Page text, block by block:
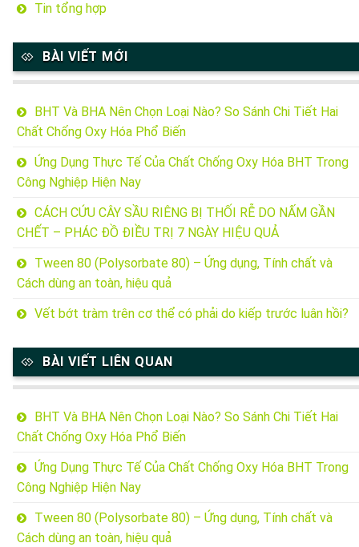
Tin tổng hợp
BÀI VIẾT MỚI
BHT Và BHA Nên Chọn Loại Nào? So Sánh Chi Tiết Hai
Chất Chống Oxy Hóa Phổ Biến
Ứng Dụng Thực Tế Của Chất Chống Oxy Hóa BHT Trong
Công Nghiệp Hiện Nay
CÁCH CỨU CÂY SẦU RIÊNG BỊ THỐI RỄ DO NẤM GẦN
CHẾT – PHÁC ĐỒ ĐIỀU TRỊ 7 NGÀY HIỆU QUẢ
Tween 80 (Polysorbate 80) – Ứng dụng, Tính chất và
Cách dùng an toàn, hiệu quả
Vết bớt tràm trên cơ thể có phải do kiếp trước luân hồi?
BÀI VIẾT LIÊN QUAN
BHT Và BHA Nên Chọn Loại Nào? So Sánh Chi Tiết Hai
Chất Chống Oxy Hóa Phổ Biến
Ứng Dụng Thực Tế Của Chất Chống Oxy Hóa BHT Trong
Công Nghiệp Hiện Nay
Tween 80 (Polysorbate 80) – Ứng dụng, Tính chất và
Cách dùng an toàn, hiệu quả